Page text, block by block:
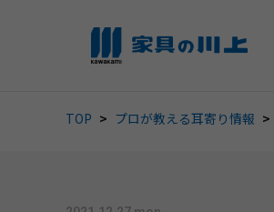
TOP プロが教える耳寄り情報